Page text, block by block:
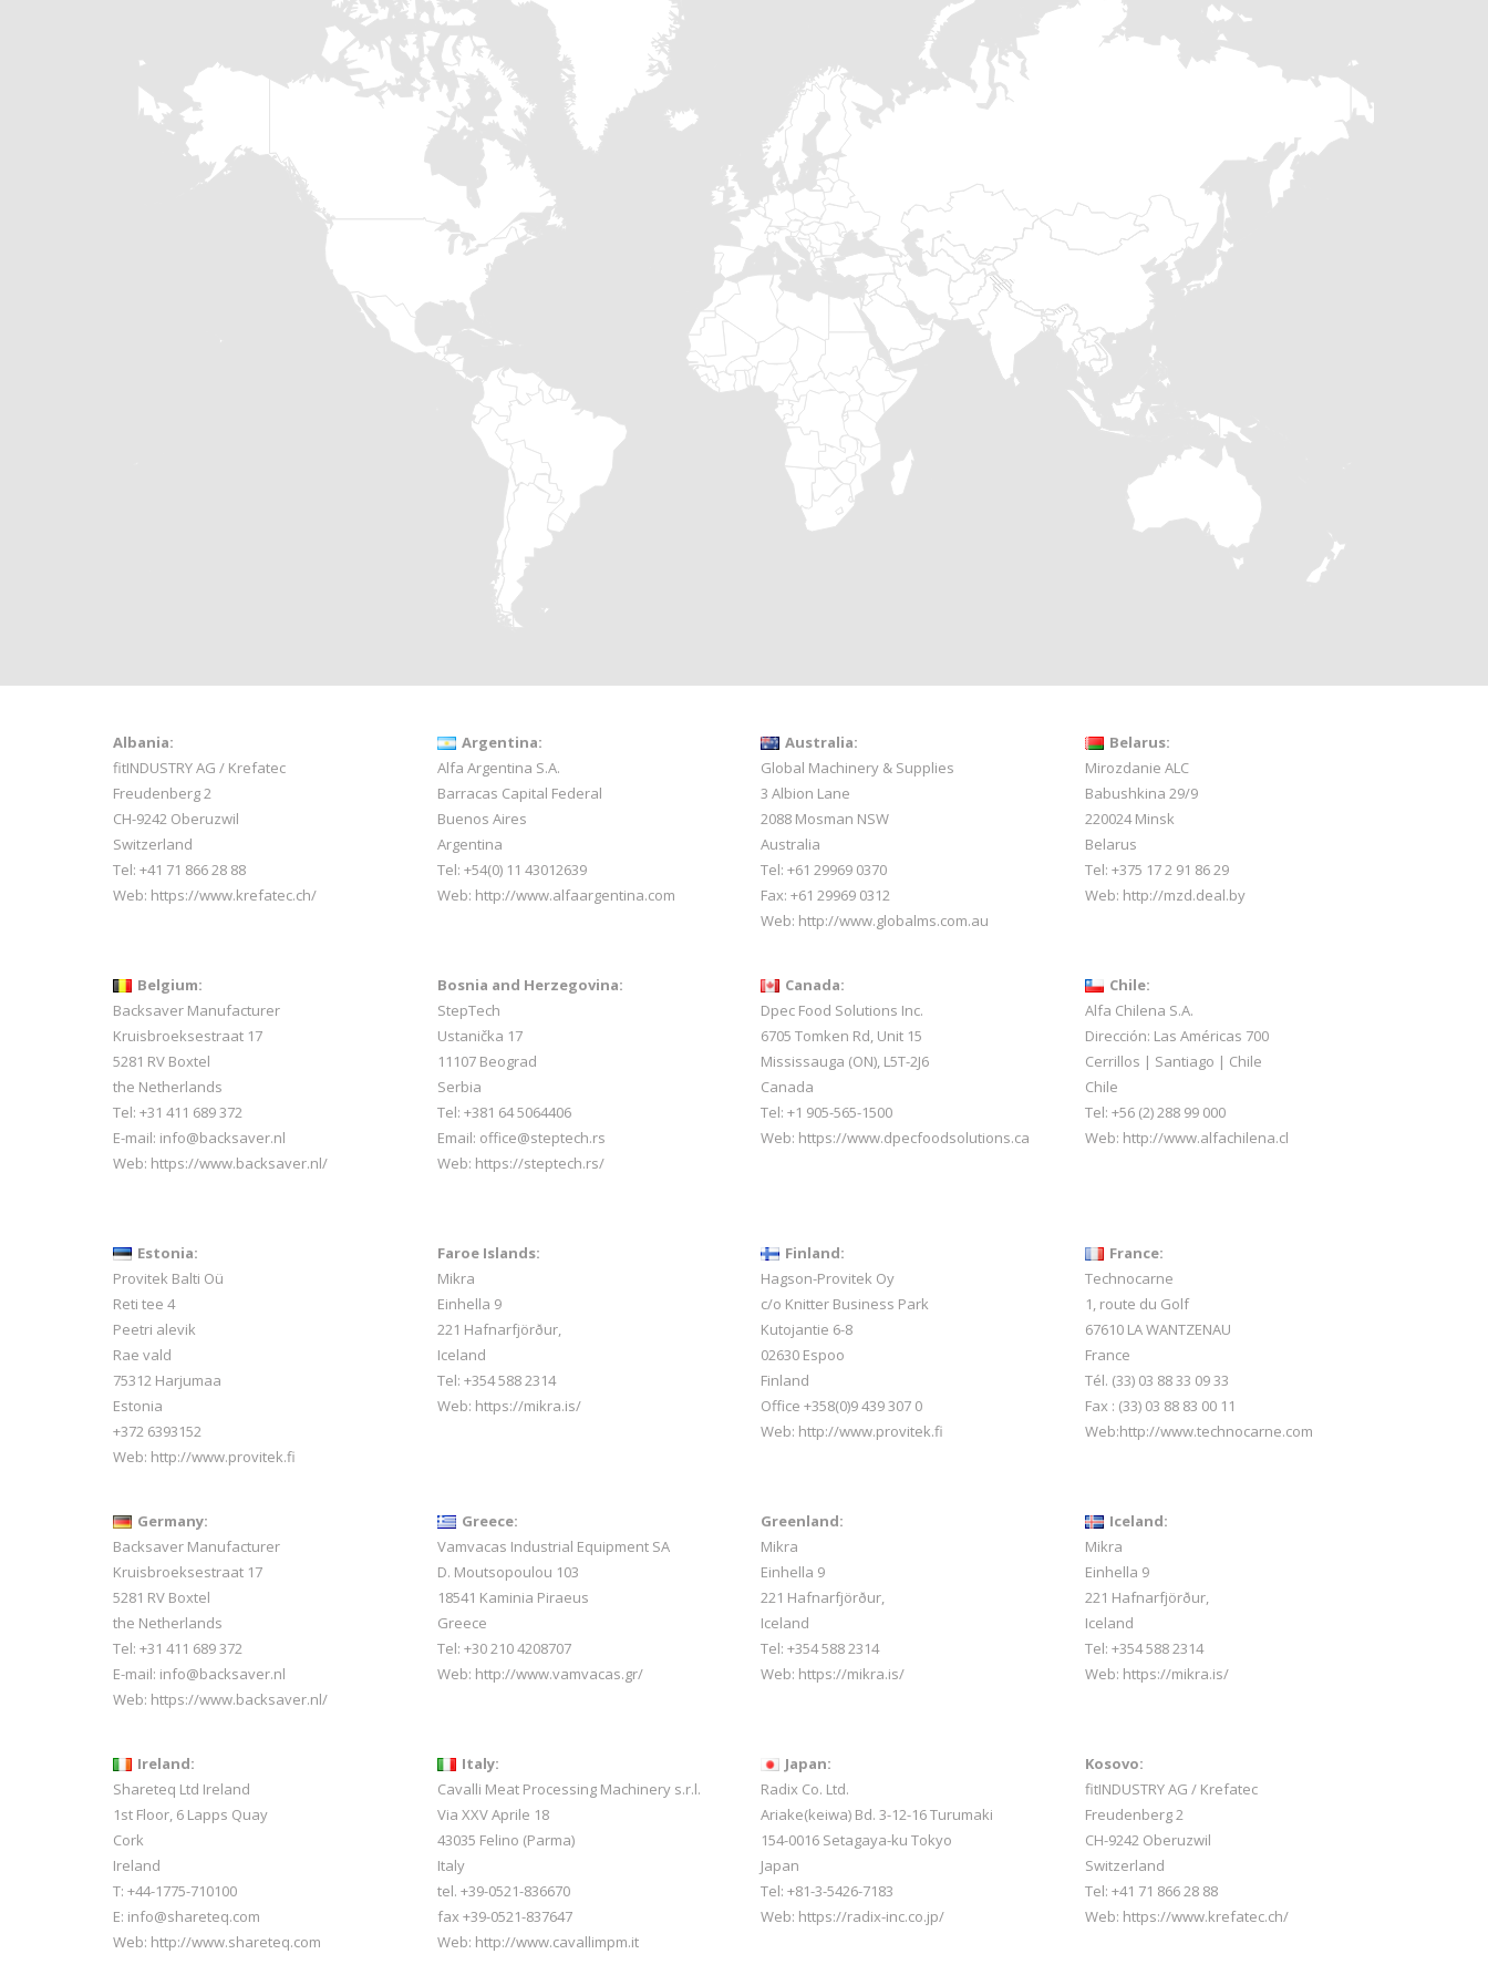
Mechanische Sicherheitsbremse im Falle eines Kettenbruchs.
Statisches Grundgestell zur Montage des Säulenkippers auf dem Boden,
reinigbar unter der Maschine.
400V-Netzanschluss als Standard.
Bedienfeld an der Säule.
Totmann (Halten-zum-Betreiben)-Tasten (Auf/Ab).
Verfügbare Optionen:
Zusätzlicher Auswurftrichter für verbesserten Produktfluss, längere
Überlappungen usw.
Anpassbar für spezielle Wagen, Fässer, Kisten usw. bis maximal 350 kg.
Erhöhte Kipphöhe (bis maximal 3250 mm).
Mobiles Gestell zur Verwendung des Kippers an verschiedenen Stellen.
Verschiedene Kettenmaterialien.
Spezielle Lösungen für die Entladung von Flüssigkeiten.
Schienehalterungen.
… Und vieles mehr …
Albania:
fitINDUSTRY AG / Krefatec
Freudenberg 2
CH-9242 Oberuzwil
Switzerland
Tel: +41 71 866 28 88
Web: https://www.krefatec.ch/
Argentina:
Alfa Argentina S.A.
Barracas Capital Federal
Buenos Aires
Argentina
Tel: +54(0) 11 43012639
Web: http://www.alfaargentina.com
Australia:
Global Machinery & Supplies
3 Albion Lane
2088 Mosman NSW
Australia
Tel: +61 29969 0370
Fax: +61 29969 0312
Web: http://www.globalms.com.au
Belarus:
Mirozdanie ALC
Babushkina 29/9
220024 Minsk
Belarus
Tel: +375 17 2 91 86 29
Web: http://mzd.deal.by
Belgium:
Backsaver Manufacturer
Kruisbroeksestraat 17
5281 RV Boxtel
the Netherlands
Tel: +31 411 689 372
E-mail: info@backsaver.nl
Web: https://www.backsaver.nl/
Bosnia and Herzegovina:
StepTech
Ustanička 17
11107 Beograd
Serbia
Tel: +381 64 5064406
Email: office@steptech.rs
Web: https://steptech.rs/
Canada:
Dpec Food Solutions Inc.
6705 Tomken Rd, Unit 15
Mississauga (ON), L5T-2J6
Canada
Tel: +1 905-565-1500
Web: https://www.dpecfoodsolutions.ca
Chile:
Alfa Chilena S.A.
Dirección: Las Américas 700
Cerrillos | Santiago | Chile
Chile
Tel: +56 (2) 288 99 000
Web: http://www.alfachilena.cl
Estonia:
Provitek Balti Oü
Reti tee 4
Peetri alevik
Rae vald
75312 Harjumaa
Estonia
+372 6393152
Web: http://www.provitek.fi
Faroe Islands:
Mikra
Einhella 9
221 Hafnarfjörður,
Iceland
Tel: +354 588 2314
Web: https://mikra.is/
Finland:
Hagson-Provitek Oy
c/o Knitter Business Park
Kutojantie 6-8
02630 Espoo
Finland
Office +358(0)9 439 307 0
Web: http://www.provitek.fi
France:
Technocarne
1, route du Golf
67610 LA WANTZENAU
France
Tél. (33) 03 88 33 09 33
Fax : (33) 03 88 83 00 11
Web:http://www.technocarne.com
Germany:
Backsaver Manufacturer
Kruisbroeksestraat 17
5281 RV Boxtel
the Netherlands
Tel: +31 411 689 372
E-mail: info@backsaver.nl
Web: https://www.backsaver.nl/
Greece:
Vamvacas Industrial Equipment SA
D. Moutsopoulou 103
18541 Kaminia Piraeus
Greece
Tel: +30 210 4208707
Web: http://www.vamvacas.gr/
Greenland:
Mikra
Einhella 9
221 Hafnarfjörður,
Iceland
Tel: +354 588 2314
Web: https://mikra.is/
Iceland:
Mikra
Einhella 9
221 Hafnarfjörður,
Iceland
Tel: +354 588 2314
Web: https://mikra.is/
Ireland:
Shareteq Ltd Ireland
1st Floor, 6 Lapps Quay
Cork
Ireland
T: +44-1775-710100
E: info@shareteq.com
Web: http://www.shareteq.com
Italy:
Cavalli Meat Processing Machinery s.r.l.
Via XXV Aprile 18
43035 Felino (Parma)
Italy
tel. +39-0521-836670
fax +39-0521-837647
Web: http://www.cavallimpm.it
Japan:
Radix Co. Ltd.
Ariake(keiwa) Bd. 3-12-16 Turumaki
154-0016 Setagaya-ku Tokyo
Japan
Tel: +81-3-5426-7183
Web: https://radix-inc.co.jp/
Kosovo:
fitINDUSTRY AG / Krefatec
Freudenberg 2
CH-9242 Oberuzwil
Switzerland
Tel: +41 71 866 28 88
Web: https://www.krefatec.ch/